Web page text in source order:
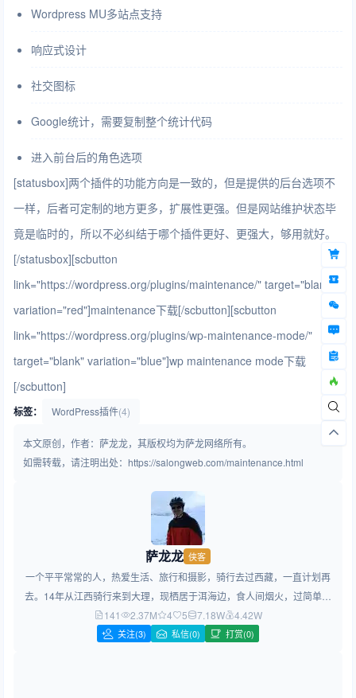
Wordpress MU多站点支持
响应式设计
社交图标
Google统计，需要复制整个统计代码
进入前台后的角色选项
[statusbox]两个插件的功能方向是一致的，但是提供的后台选项不
一样，后者可定制的地方更多，扩展性更强。但是网站维护状态毕
竟是临时的，所以不必纠结于哪个插件更好、更强大，够用就好。
[/statusbox][scbutton
link="https://wordpress.org/plugins/maintenance/" target="blank"
variation="red"]maintenance下载[/scbutton][scbutton
link="https://wordpress.org/plugins/wp-maintenance-mode/"
target="blank" variation="blue"]wp maintenance mode下载
[/scbutton]
标签： WordPress插件(4)
本文原创，作者：萨龙龙，其版权均为萨龙网络所有。
如需转载，请注明出处：https://salongweb.com/maintenance.html
萨龙龙 侠客
一个平平常常的人，热爱生活、旅行和摄影，骑行去过西藏，一直计划再
去。14年从江西骑行来到大理，现栖居于洱海边，食人间烟火，过简单生
活，做简约设计！
141 2.37M 4 5 7.18W 4.42W
关注(3) 私信(0) 打赏(0)